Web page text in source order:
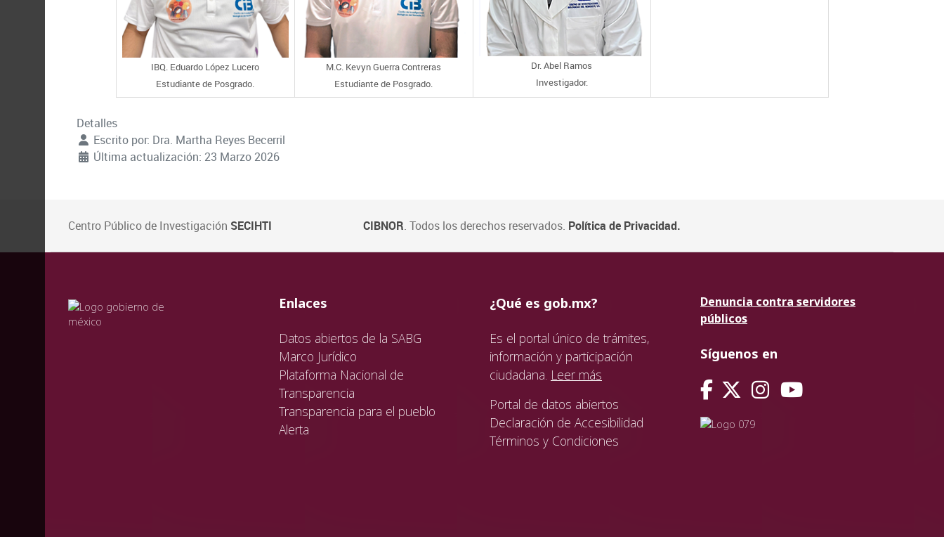
IBQ. Eduardo López Lucero
Estudiante de Posgrado.
M.C. Kevyn Guerra Contreras
Estudiante de Posgrado.
Dr. Abel Ramos
Investigador.
Detalles
Escrito por: Dra. Martha Reyes Becerril
Última actualización: 23 Marzo 2026
Centro Público de Investigación SECIHTI CIBNOR. Todos los derechos reservados. Política de Privacidad.
valida
valida
valida
Enlaces
Datos abiertos de la SABG
Marco Jurídico
Plataforma Nacional de
Transparencia
Transparencia para el pueblo
Alerta
¿Qué es gob.mx?
Es el portal único de trámites,
información y participación
ciudadana. Leer más
Portal de datos abiertos
Declaración de Accesibilidad
Términos y Condiciones
Denuncia contra servidores
públicos
Síguenos en